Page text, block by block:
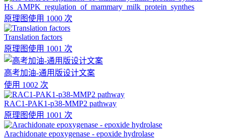
Hs_AMPK_regulation_of_mammary_milk_protein_synthes
原理图使用 1000 次
Translation factors
原理图使用 1001 次
高考加油-通用版设计文案
使用 1002 次
RAC1-PAK1-p38-MMP2 pathway
原理图使用 1001 次
Arachidonate epoxygenase - epoxide hydrolase